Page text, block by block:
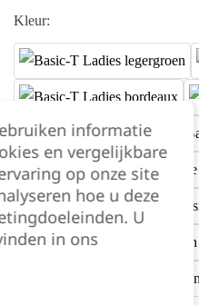
Kleur:
informatie
en vergelijkbare
op onze site
hoe u deze
U
in ons